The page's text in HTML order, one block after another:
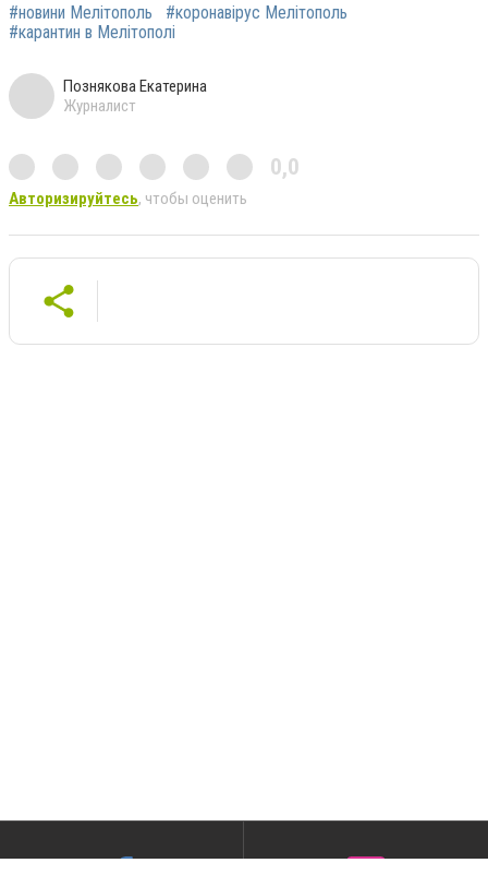
#новини Мелітополь
#коронавірус Мелітополь
#карантин в Мелітополі
Познякова Екатерина
Журналист
0,0
Авторизируйтесь, чтобы оценить